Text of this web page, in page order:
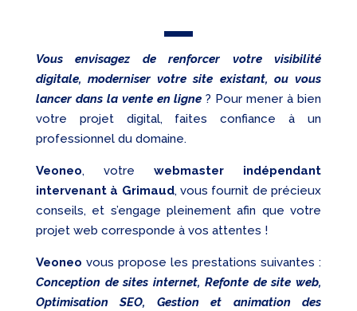
Vous envisagez de renforcer votre visibilité
digitale, moderniser votre site existant, ou vous
lancer dans la vente en ligne ? Pour mener à bien
votre projet digital, faites confiance à un
professionnel du domaine.
Veoneo, votrewebmaster indépendant
intervenant à Grimaud, vous fournit de précieux
conseils, et s’engage pleinement afin que votre
projet web corresponde à vos attentes !
Veoneo vous propose les prestations suivantes :
Conception de sites internet, Refonte de site web,
Optimisation SEO, Gestion et animation des